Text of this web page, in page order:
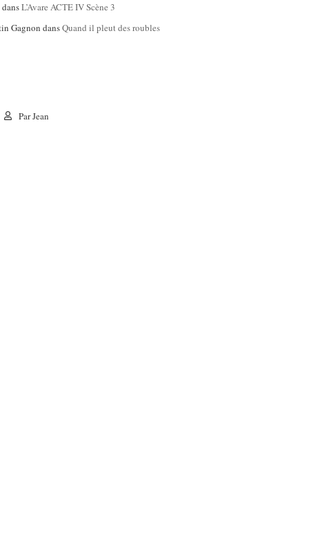
dansL’Avare ACTE IV Scène 3
Gagnon dansQuand il pleut des roubles
ParJean